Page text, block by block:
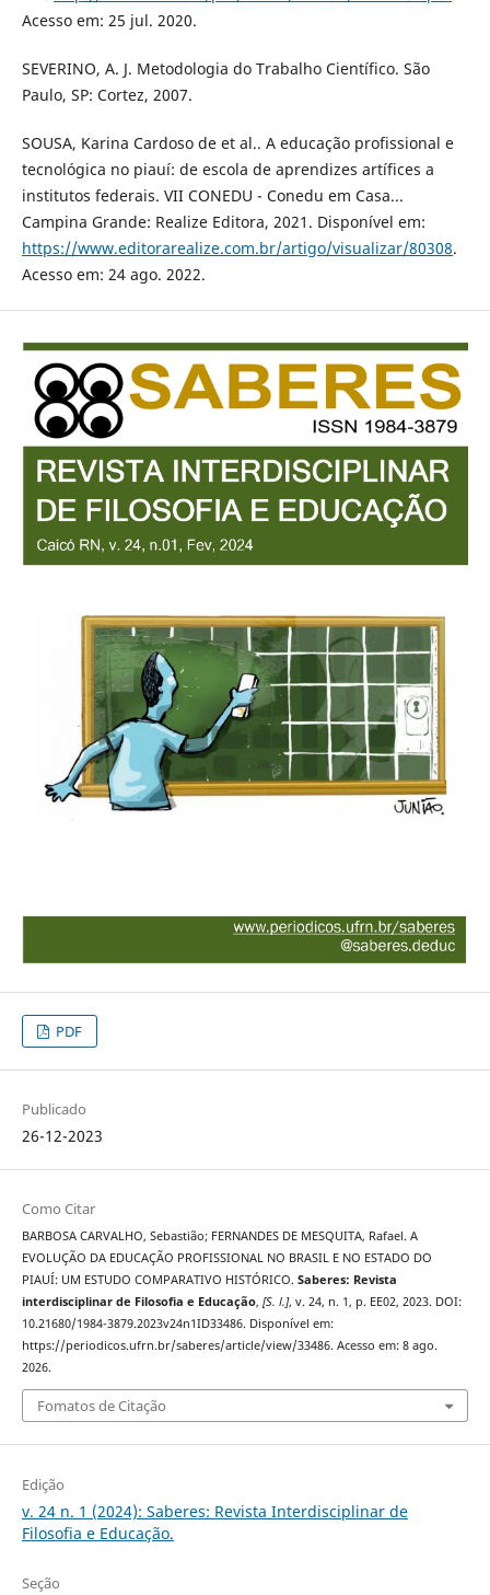
Acesso em: 25 jul. 2020.
SEVERINO, A. J. Metodologia do Trabalho Científico. São
Paulo, SP: Cortez, 2007.
SOUSA, Karina Cardoso de et al.. A educação profissional e
tecnológica no piauí: de escola de aprendizes artífices a
institutos federais. VII CONEDU - Conedu em Casa...
Campina Grande: Realize Editora, 2021. Disponível em:
https://www.editorarealize.com.br/artigo/visualizar/80308.
Acesso em: 24 ago. 2022.
PDF
Publicado
26-12-2023
Como Citar
BARBOSA CARVALHO, Sebastião; FERNANDES DE MESQUITA, Rafael. A
EVOLUÇÃO DA EDUCAÇÃO PROFISSIONAL NO BRASIL E NO ESTADO DO
PIAUÍ: UM ESTUDO COMPARATIVO HISTÓRICO. Saberes: Revista
interdisciplinar de Filosofia e Educação, [S. l.], v. 24, n. 1, p. EE02, 2023. DOI:
10.21680/1984-3879.2023v24n1ID33486. Disponível em:
https://periodicos.ufrn.br/saberes/article/view/33486. Acesso em: 8 ago.
2026.
Fomatos de Citação
Edição
v. 24 n. 1 (2024): Saberes: Revista Interdisciplinar de
Filosofia e Educação.
Seção